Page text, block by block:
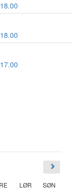
LØR SØN